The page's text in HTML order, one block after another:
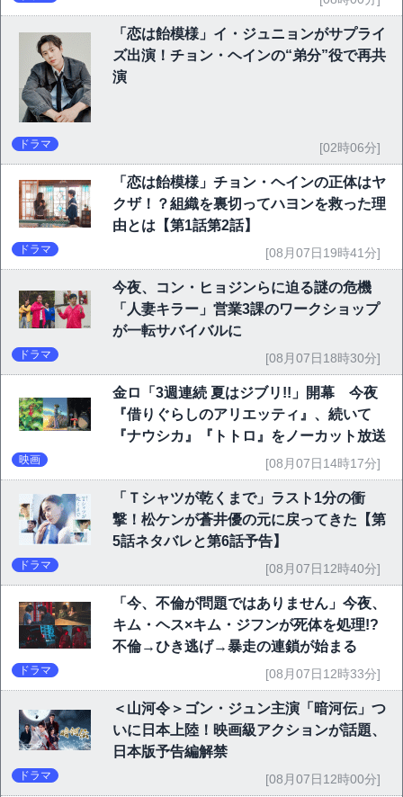
「恋は飴模様」イ・ジュニョンがサプライ
ズ出演！チョン・ヘインの“弟分”役で再共
演
ドラマ [02時06分]
「恋は飴模様」チョン・ヘインの正体はヤ
クザ！？組織を裏切ってハヨンを救った理
由とは【第1話第2話】
ドラマ [08月07日19時41分]
今夜、コン・ヒョジンらに迫る謎の危機
「人妻キラー」営業3課のワークショップ
が一転サバイバルに
ドラマ [08月07日18時30分]
金ロ「3週連続 夏はジブリ!!」開幕 今夜
『借りぐらしのアリエッティ』、続いて
『ナウシカ』『トトロ』をノーカット放送
映画 [08月07日14時17分]
「Ｔシャツが乾くまで」ラスト1分の衝
撃！松ケンが蒼井優の元に戻ってきた【第
5話ネタバレと第6話予告】
ドラマ [08月07日12時40分]
「今、不倫が問題ではありません」今夜、
キム・ヘス×キム・ジフンが死体を処理!?
不倫→ひき逃げ→暴走の連鎖が始まる
ドラマ [08月07日12時33分]
＜山河令＞ゴン・ジュン主演「暗河伝」つ
いに日本上陸！映画級アクションが話題、
日本版予告編解禁
ドラマ [08月07日12時00分]